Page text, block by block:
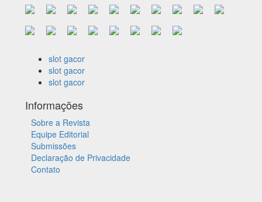
slot gacor
slot gacor
slot gacor
Informações
Sobre a Revista
Equipe Editorial
Submissões
Declaração de Privacidade
Contato